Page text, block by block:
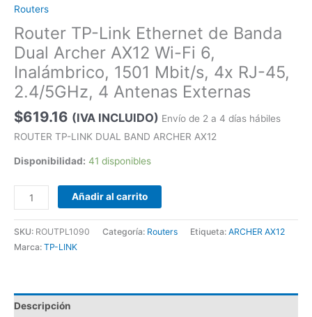
Routers
Router TP-Link Ethernet de Banda
Dual Archer AX12 Wi-Fi 6,
Inalámbrico, 1501 Mbit/s, 4x RJ-45,
2.4/5GHz, 4 Antenas Externas
$619.16 (IVA INCLUIDO) Envío de 2 a 4 días hábiles
ROUTER TP-LINK DUAL BAND ARCHER AX12
Disponibilidad: 41 disponibles
Añadir al carrito
SKU: ROUTPL1090 Categoría: Routers Etiqueta: ARCHER AX12
Marca: TP-LINK
Descripción